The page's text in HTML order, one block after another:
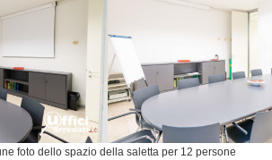
foto dello spazio della saletta per 12 persone